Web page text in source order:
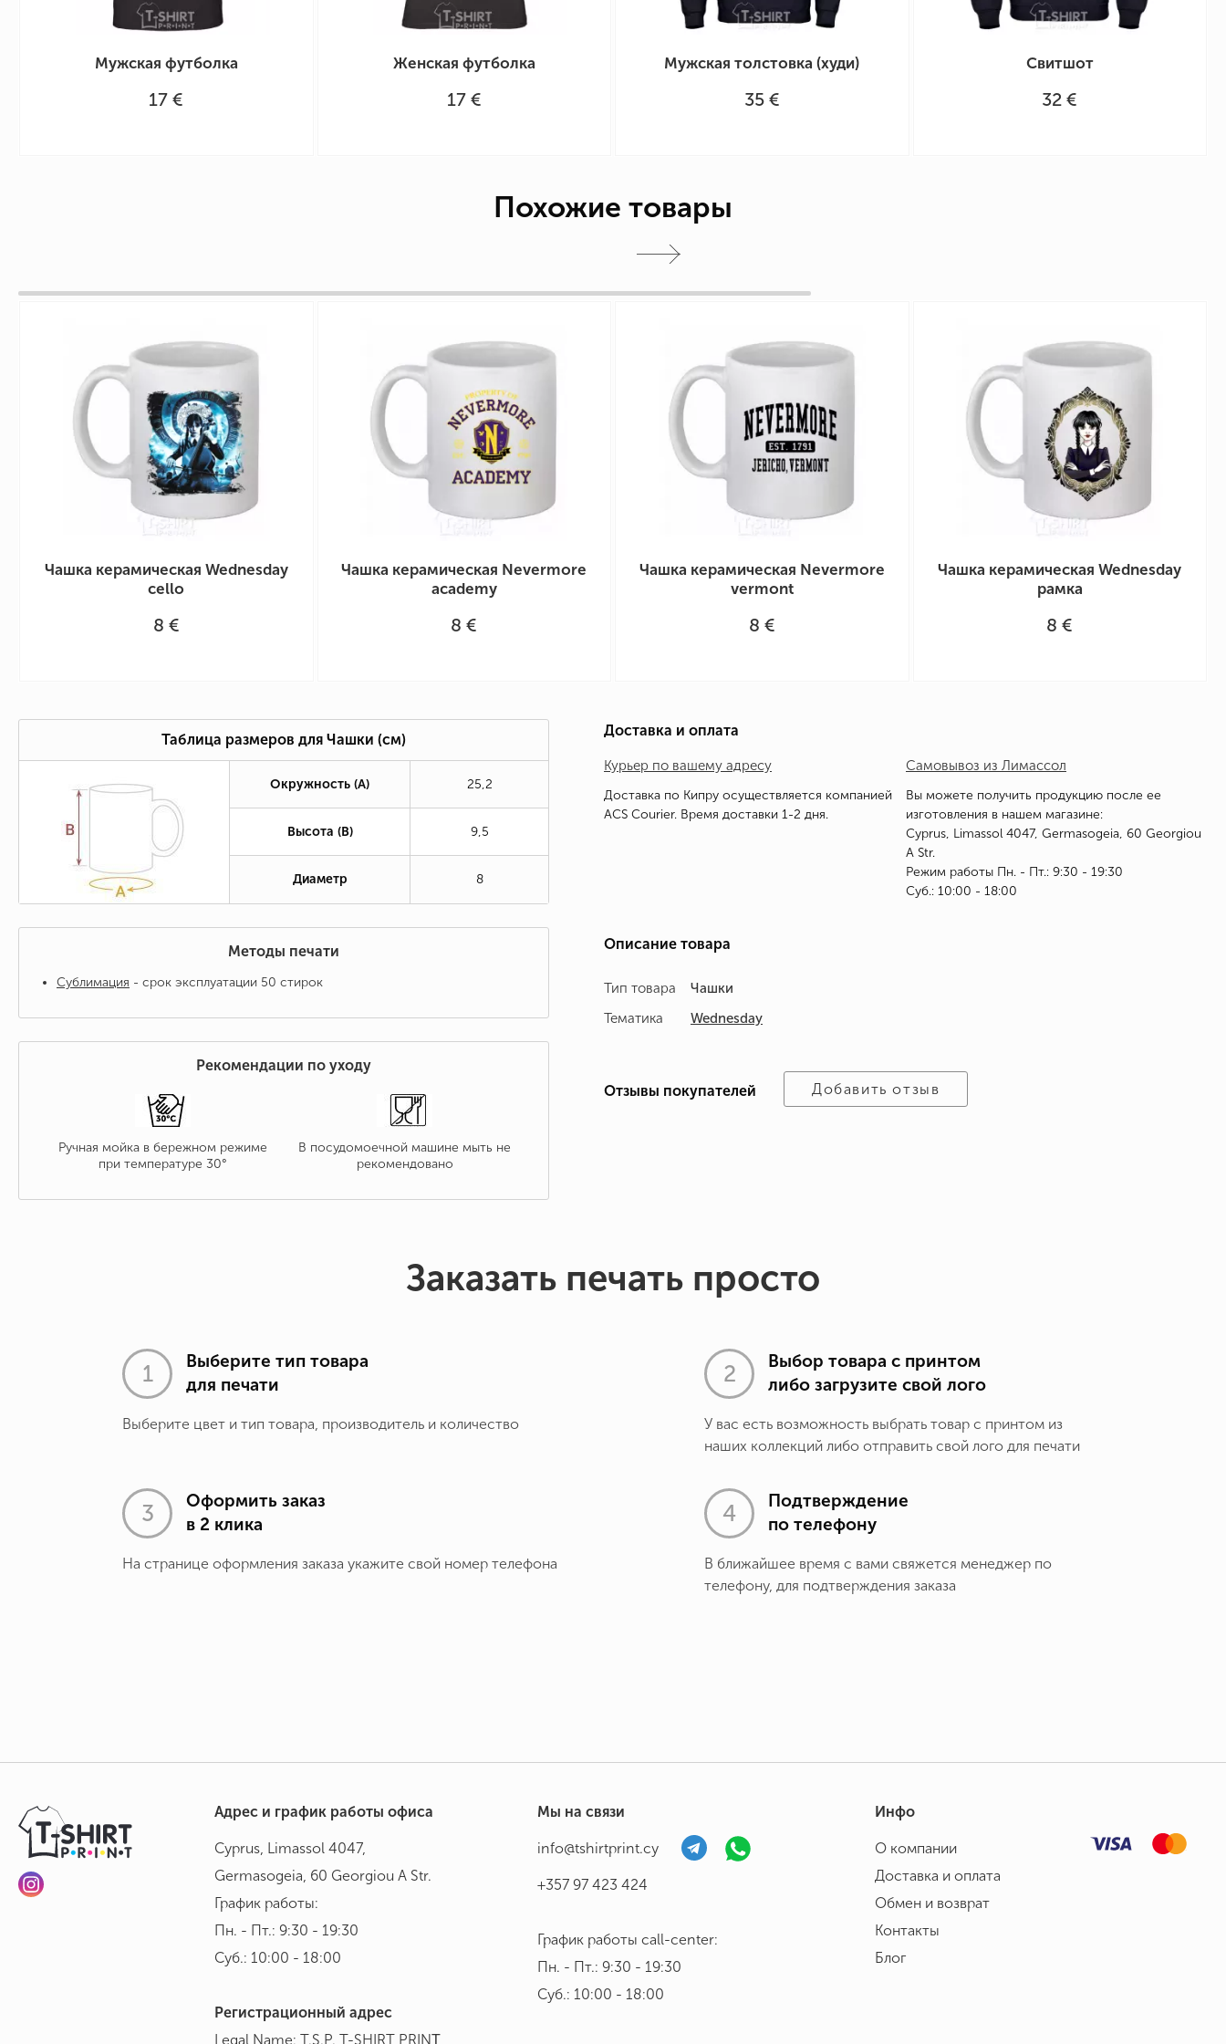
Мужская футболка
17 €
Женская футболка
17 €
Мужская толстовка (худи)
35 €
Свитшот
32 €
Похожие товары
Чашка керамическая Wednesday
cello
8 €
Чашка керамическая Nevermore
academy
8 €
Чашка керамическая Nevermore
vermont
8 €
Чашка керамическая Wednesday
рамка
8 €
Таблица размеров для Чашки (см)
Окружность (А) 25,2
Высота (B) 9,5
Диаметр 8
Методы печати
Сублимация - срок эксплуатации 50 стирок
Рекомендации по уходу
Ручная мойка в бережном режиме
при температуре 30°
В посудомоечной машине мыть не
рекомендовано
Доставка и оплата
Курьер по вашему адресу
Доставка по Кипру осуществляется компанией
ACS Courier. Время доставки 1-2 дня.
Самовывоз из Лимассол
Вы можете получить продукцию после ее
изготовления в нашем магазине:
Cyprus, Limassol 4047, Germasogeia, 60 Georgiou
A Str.
Режим работы Пн. - Пт.: 9:30 - 19:30
Суб.: 10:00 - 18:00
Описание товара
Тип товара
Чашки
Тематика
Wednesday
Отзывы покупателей Добавить отзыв
Заказать печать просто
Выберите тип товара
для печати
Выберите цвет и тип товара, производитель и количество
Выбор товара с принтом
либо загрузите свой лого
У вас есть возможность выбрать товар с принтом из
наших коллекций либо отправить свой лого для печати
Оформить заказ
в 2 клика
На странице оформления заказа укажите свой номер телефона
Подтверждение
по телефону
В ближайшее время с вами свяжется менеджер по
телефону, для подтверждения заказа
Адрес и график работы офиса
Cyprus, Limassol 4047,
Germasogeia, 60 Georgiou A Str.
График работы:
Пн. - Пт.: 9:30 - 19:30
Суб.: 10:00 - 18:00
Регистрационный адрес
Legal Name: T.S.P. T-SHIRT PRINΤ
Мы на связи
info@tshirtprint.cy
+357 97 423 424
График работы call-center:
Пн. - Пт.: 9:30 - 19:30
Суб.: 10:00 - 18:00
Инфо
О компании
Доставка и оплата
Обмен и возврат
Контакты
Блог